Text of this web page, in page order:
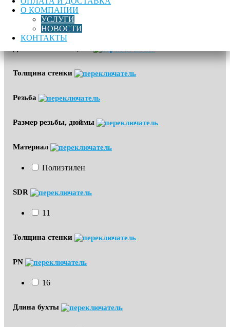
О КОМПАНИИ
УСЛУГИ
НОВОСТИ
КОНТАКТЫ
Толщина стенки
Резьба
Размер резьбы, дюймы
Материал
Полиэтилен
SDR
11
Толщина стенки
PN
16
Длина бухты